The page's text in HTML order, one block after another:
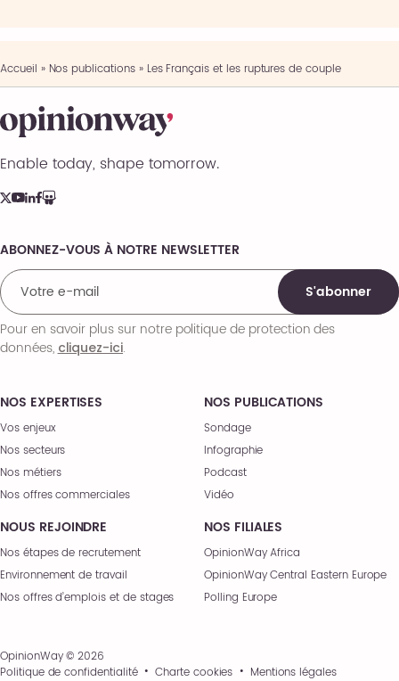
Accueil » Nos publications» Les Français et les ruptures de couple
Enable today, shape tomorrow.
NOS EXPERTISES
Vos enjeux
Nos secteurs
Nos métiers
Nos offres commerciales
NOS PUBLICATIONS
Sondage
Infographie
Podcast
Vidéo
NOUS REJOINDRE
Nos étapes de recrutement
Environnement de travail
Nos offres d’emplois et de stages
NOS FILIALES
OpinionWay Africa
OpinionWay Central Eastern Europe
Polling Europe
Comments
ABONNEZ-VOUS À NOTRE NEWSLETTER
S'abonner
Pour en savoir plus sur notre politique de protection des
données,cliquez-ici.
OpinionWay © 2026
Politique de confidentialité
Charte cookies
Mentions légales